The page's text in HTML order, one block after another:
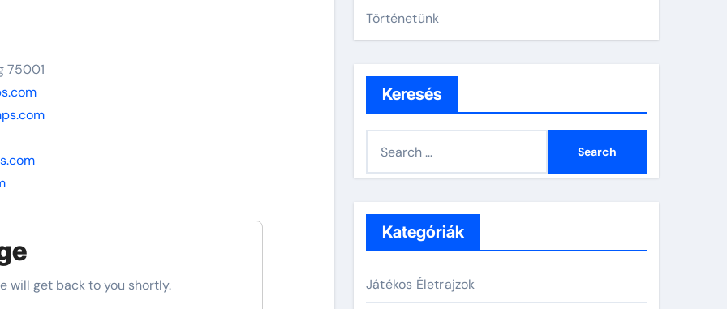
75001
will get back to you shortly.
Történetünk
Keresés
h
o
Kategóriák
Játékos Életrajzok